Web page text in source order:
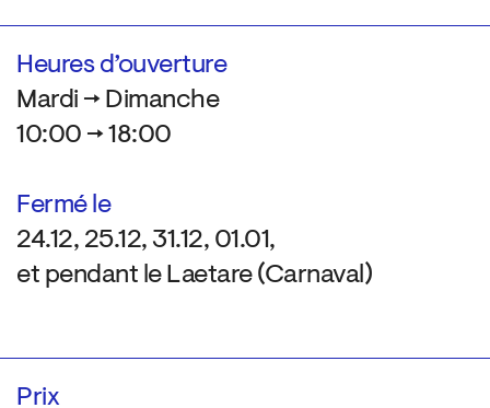
Heures d’ouverture
Mardi → Dimanche
10:00 → 18:00
Fermé le
24.12, 25.12, 31.12, 01.01,
et pendant le Laetare (Carnaval)
Prix